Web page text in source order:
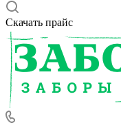
Скачать прайс